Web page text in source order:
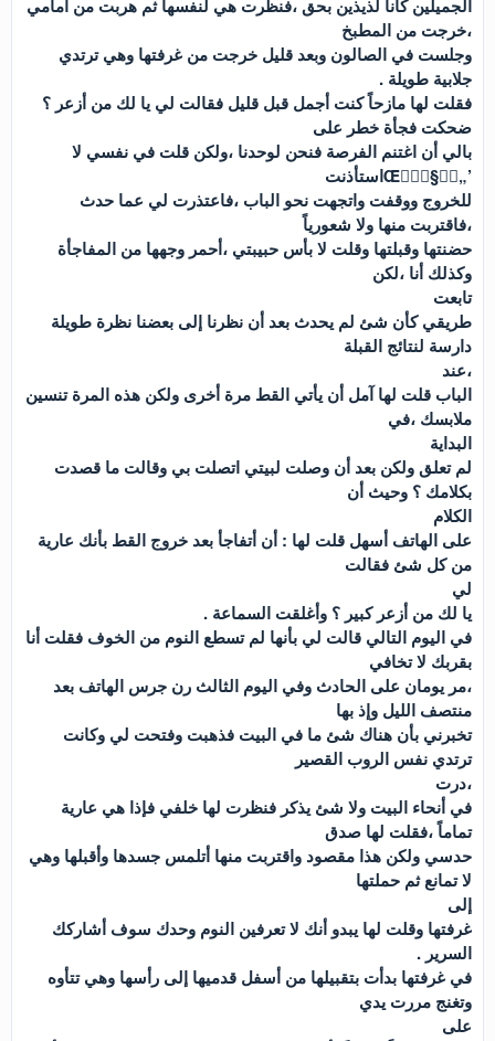
الجميلين كانا لذيذين بحق ،فنظرت هي لنفسها ثم هربت من أمامي
،خرجت من المطبخ
وجلست في الصالون وبعد قليل خرجت من غرفتها وهي ترتدي
جلابية طويلة .
فقلت لها مازحاً كنت أجمل قبل قليل فقالت لي يا لك من أزعر ؟
ضحكت فجأة خطر على
بالي أن اغتنم الفرصة فنحن لوحدنا ،ولكن قلت في نفسي لا
’„يؘ§لآ٘Œاستأذنت
للخروج ووقفت واتجهت نحو الباب ،فاعتذرت لي عما حدث
،فاقتربت منها ولا شعورياً
حضنتها وقبلتها وقلت لا بأس حبيبتي ،أحمر وجهها من المفاجأة
وكذلك أنا ،لكن
تابعت
طريقي كأن شئ لم يحدث بعد أن نظرنا إلى بعضنا نظرة طويلة
دارسة لنتائج القبلة
،عند
الباب قلت لها آمل أن يأتي القط مرة أخرى ولكن هذه المرة تنسين
ملابسك ،في
البداية
لم تعلق ولكن بعد أن وصلت لبيتي اتصلت بي وقالت ما قصدت
بكلامك ؟ وحيث أن
الكلام
على الهاتف أسهل قلت لها : أن أتفاجأ بعد خروج القط بأنك عارية
من كل شئ فقالت
لي
يا لك من أزعر كبير ؟ وأغلقت السماعة .
في اليوم التالي قالت لي بأنها لم تسطع النوم من الخوف فقلت أنا
بقربك لا تخافي
،مر يومان على الحادث وفي اليوم الثالث رن جرس الهاتف بعد
منتصف الليل وإذ بها
تخبرني بأن هناك شئ ما في البيت فذهبت وفتحت لي وكانت
ترتدي نفس الروب القصير
،درت
في أنحاء البيت ولا شئ يذكر فنظرت لها خلفي فإذا هي عارية
تماماً ،فقلت لها صدق
حدسي ولكن هذا مقصود واقتربت منها أتلمس جسدها وأقبلها وهي
لا تمانع ثم حملتها
إلى
غرفتها وقلت لها يبدو أنك لا تعرفين النوم وحدك سوف أشاركك
السرير .
في غرفتها بدأت بتقبيلها من أسفل قدميها إلى رأسها وهي تتأوه
وتغنج مررت يدي
على